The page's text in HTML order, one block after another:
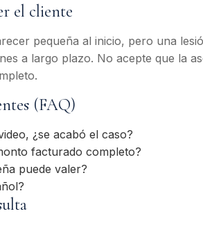
el cliente
pequeña al inicio, pero una
a largo plazo. No acepte que la
(FAQ)
¿se acabó el caso?
facturado completo?
puede valer?